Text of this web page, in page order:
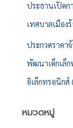
ประธานเปิดก
เทศบาลเมือง
ประกวดราคา
พัฒนาเด็กเล็
อิเล็กทรอนิกส์
หมวดหมู่